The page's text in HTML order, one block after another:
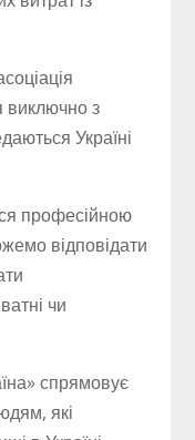
виключно з
Україні
професійною
відповідати
чи
спрямовує
які